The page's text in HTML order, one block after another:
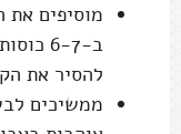
מוסיפים
ב-6-7
להסיר את
ממשיכים